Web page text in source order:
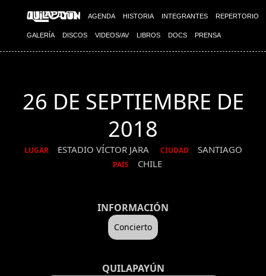
AGENDA HISTORIA INTEGRANTES REPERTORIO
GALERÍA DISCOS VIDEOS/AV LIBROS DOCS PRENSA
26 DE SEPTIEMBRE DE
2018
LUGAR ESTADIO VÍCTOR JARA CIUDAD SANTIAGO
PAIS CHILE
INFORMACIÓN
Concierto
QUILAPAYÚN